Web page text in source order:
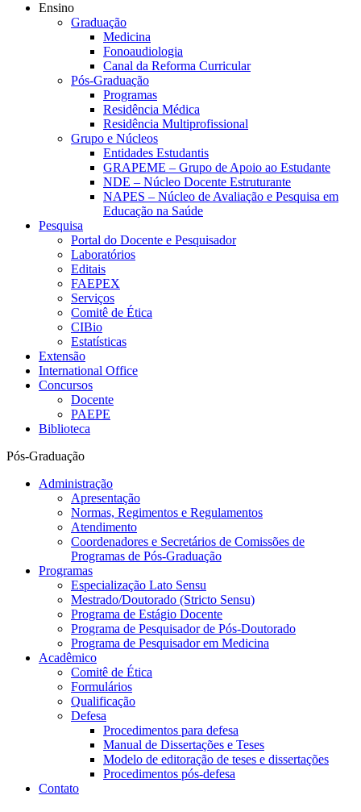
Ensino
Graduação
Medicina
Fonoaudiologia
Canal da Reforma Curricular
Pós-Graduação
Programas
Residência Médica
Residência Multiprofissional
Grupo e Núcleos
Entidades Estudantis
GRAPEME – Grupo de Apoio ao Estudante
NDE – Núcleo Docente Estruturante
NAPES – Núcleo de Avaliação e Pesquisa em
Educação na Saúde
Pesquisa
Portal do Docente e Pesquisador
Laboratórios
Editais
FAEPEX
Serviços
Comitê de Ética
CIBio
Estatísticas
Extensão
International Office
Concursos
Docente
PAEPE
Biblioteca
Pós-Graduação
Administração
Apresentação
Normas, Regimentos e Regulamentos
Atendimento
Coordenadores e Secretários de Comissões de
Programas de Pós-Graduação
Programas
Especialização Lato Sensu
Mestrado/Doutorado (Stricto Sensu)
Programa de Estágio Docente
Programa de Pesquisador de Pós-Doutorado
Programa de Pesquisador em Medicina
Acadêmico
Comitê de Ética
Formulários
Qualificação
Defesa
Procedimentos para defesa
Manual de Dissertações e Teses
Modelo de editoração de teses e dissertações
Procedimentos pós-defesa
Contato